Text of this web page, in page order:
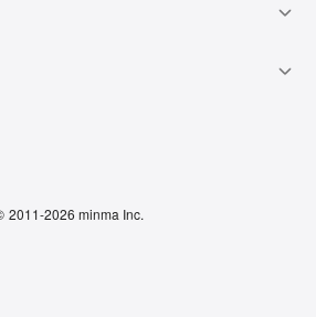
2011-2026 minma Inc.